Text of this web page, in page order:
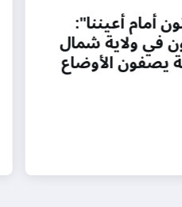
أمام أعيننا":
في ولاية شمال
يصفون الأوضاع